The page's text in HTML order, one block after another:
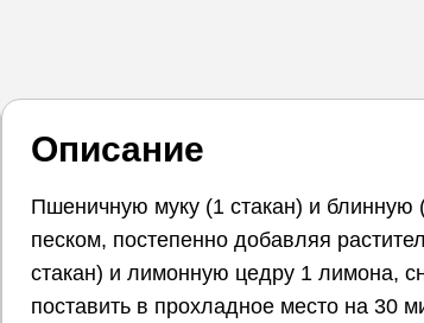
Описание
Пшеничную муку (1 стакан) и блинную
песком, постепенно добавляя
стакан) и лимонную цедру 1 лимона,
поставить в прохладное место на 30